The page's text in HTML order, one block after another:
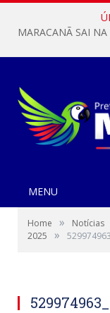
MENU
Home » Notícias
2025
»